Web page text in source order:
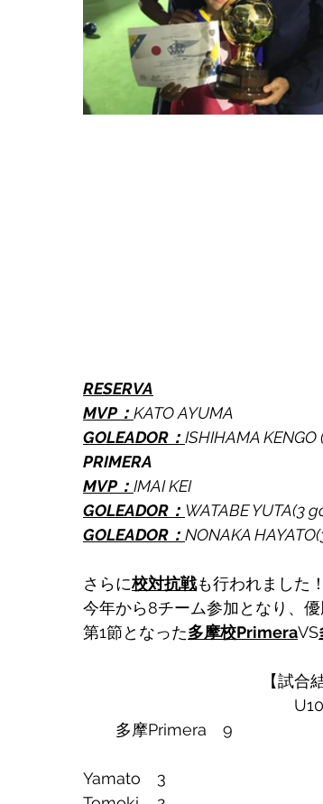
RESERVA
MVP： KATO AYUMA
GOLEADOR： ISHIHAMA KENGO
PRIMERA
MVP： IMAI KEI
GOLEADOR： WATABE YUTA(3
GOLEADOR： NONAKA
さらに校対抗戦も行われました
今年から8チーム参加となり、
第1節となった多摩校PrimeraVS
【試合結果
U10
多摩Primera　9　　　　　
Yamato　3